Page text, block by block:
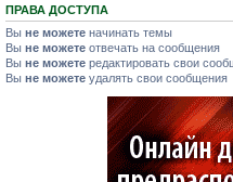
ПРАВА ДОСТУПА
Вы не можете начинать темы
Вы не можете отвечать на сообщения
Вы не можете редактировать свои
Вы не можете удалять свои сообщения